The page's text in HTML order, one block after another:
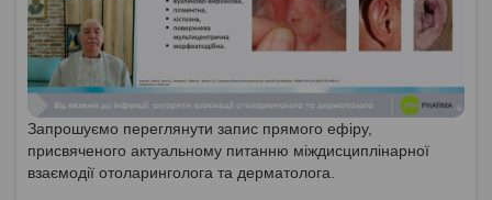
Запрошуємо переглянути запис прямого ефіру,
присвяченого актуальному питанню міждисциплінарної
взаємодії отоларинголога та дерматолога.